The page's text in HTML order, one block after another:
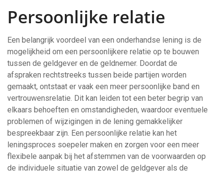
Persoonlijke relatie
Een belangrijk voordeel van een onderhandse lening is de
mogelijkheid om een persoonlijkere relatie op te bouwen
tussen de geldgever en de geldnemer. Doordat de
afspraken rechtstreeks tussen beide partijen worden
gemaakt, ontstaat er vaak een meer persoonlijke band en
vertrouwensrelatie. Dit kan leiden tot een beter begrip van
elkaars behoeften en omstandigheden, waardoor eventuele
problemen of wijzigingen in de lening gemakkelijker
bespreekbaar zijn. Een persoonlijke relatie kan het
leningsproces soepeler maken en zorgen voor een meer
flexibele aanpak bij het afstemmen van de voorwaarden op
de individuele situatie van zowel de geldgever als de